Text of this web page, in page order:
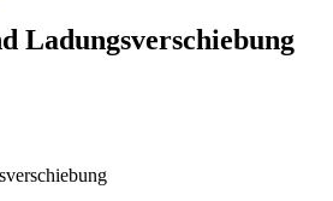
Ladungsverschiebung